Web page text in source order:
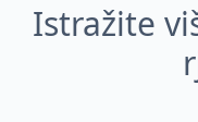
Istražite